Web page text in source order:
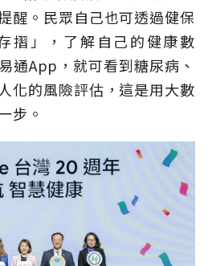
醒。民眾自己也可透過健保
摺」，了解自己的健康數
通App，就可看到糖尿病、
化的風險評估，這是用大數
步。